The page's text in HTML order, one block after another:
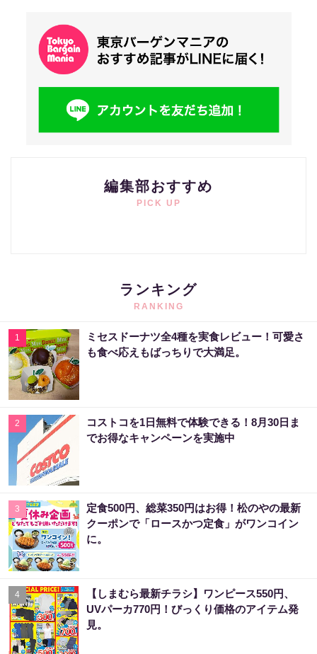
編集部おすすめ
PICK UP
ランキング
RANKING
1
ミセスドーナツ全4種を実食レビュー！可愛さ
も食べ応えもばっちりで大満足。
2
コストコを1日無料で体験できる！8月30日ま
でお得なキャンペーンを実施中
3
定食500円、総菜350円はお得！松のやの最新
クーポンで「ロースかつ定食」がワンコイン
に。
4
【しまむら最新チラシ】ワンピース550円、
UVパーカ770円！びっくり価格のアイテム発
見。